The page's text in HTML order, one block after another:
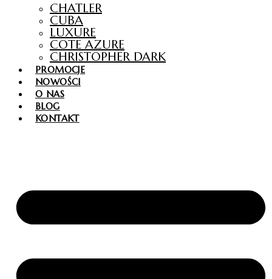
CHATLER
CUBA
LUXURE
COTE AZURE
CHRISTOPHER DARK
PROMOCJE
NOWOŚCI
O NAS
BLOG
KONTAKT